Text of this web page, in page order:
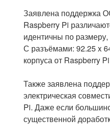
Заявлена поддержка
Raspberry Pi
идентичны по
С разъёмами: 92.25 x
корпуса от Raspberry
Также заявлена
электрическая
Pi. Даже если
существенной